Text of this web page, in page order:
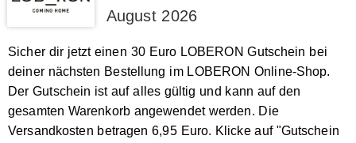
August 2026
Sicher dir jetzt einen 30 Euro LOBERON Gutschein bei
deiner nächsten Bestellung im LOBERON Online-Shop.
Der Gutschein ist auf alles gültig und kann auf den
gesamten Warenkorb angewendet werden. Die
Versandkosten betragen 6,95 Euro. Klicke auf "Gutschein